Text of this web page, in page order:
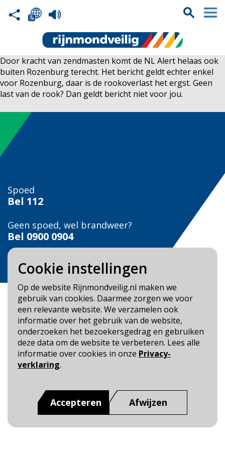
Cookie instellingen
Op de website Rijnmondveilig.nl maken we
gebruik van cookies. Daarmee zorgen we voor
een relevante website. We verzamelen ook
informatie over het gebruik van de website,
onderzoeken het bezoekersgedrag en gebruiken
deze data om de website te verbeteren. Lees alle
informatie over cookies in onze Privacy-
verklaring.
Accepteren Afwijzen
Door kracht van zendmasten komt de NL Alert helaas ook
buiten Rozenburg terecht. Het bericht geldt echter enkel
voor Rozenburg, daar is de rookoverlast het ergst. Geen
last van de rook? Dan geldt bericht niet voor jou.
Spoed
Bel 112
Geen spoed, wel brandweer?
Bel 0900 0904
Veilig Leven?
Bel 0900-8387
Blijf op de hoogte
Cookie- en Privacybeleid
Dit is een website van
Veiligheidsregio Rotterdam-